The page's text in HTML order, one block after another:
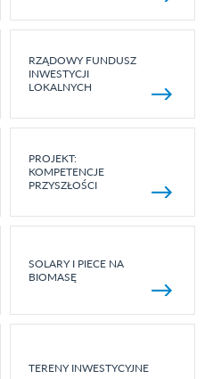
RZĄDOWY FUNDUSZ
INWESTYCJI
LOKALNYCH
PROJEKT:
KOMPETENCJE
PRZYSZŁOŚCI
SOLARY I PIECE NA
BIOMASĘ
TERENY INWESTYCYJNE